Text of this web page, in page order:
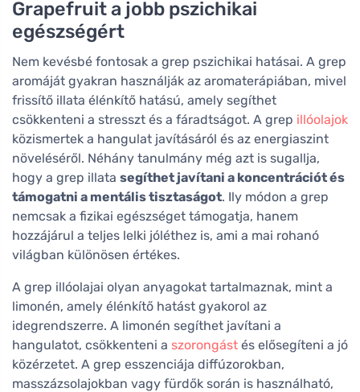
Grapefruit a jobb pszichikai
egészségért
Nem kevésbé fontosak a grep pszichikai hatásai. A grep
aromáját gyakran használják az aromaterápiában, mivel
frissítő illata élénkítő hatású, amely segíthet
csökkenteni a stresszt és a fáradtságot. A grep illóolajok
közismertek a hangulat javításáról és az energiaszint
növeléséről. Néhány tanulmány még azt is sugallja,
hogy a grep illata segíthet javítani a koncentrációt és
támogatni a mentális tisztaságot. Ily módon a grep
nemcsak a fizikai egészséget támogatja, hanem
hozzájárul a teljes lelki jóléthez is, ami a mai rohanó
világban különösen értékes.
A grep illóolajai olyan anyagokat tartalmaznak, mint a
limonén, amely élénkítő hatást gyakorol az
idegrendszerre. A limonén segíthet javítani a
hangulatot, csökkenteni a szorongást és elősegíteni a jó
közérzetet. A grep esszenciája diffúzorokban,
masszázsolajokban vagy fürdők során is használható,